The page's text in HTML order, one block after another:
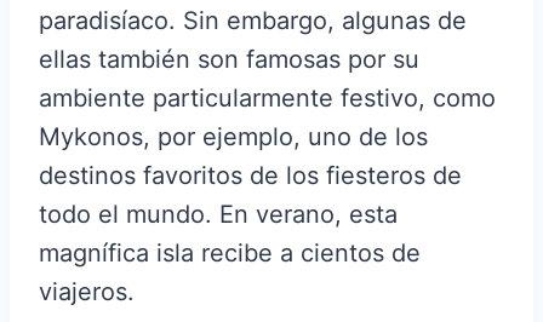
paradisíaco. Sin embargo, algunas de
ellas también son famosas por su
ambiente particularmente festivo, como
Mykonos, por ejemplo, uno de los
destinos favoritos de los fiesteros de
todo el mundo. En verano, esta
magnífica isla recibe a cientos de
viajeros.